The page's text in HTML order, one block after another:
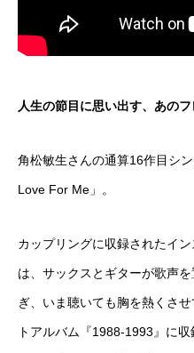
人生の節目に思い出す、あの
角松敏生さんの通算16作目シ
Love For Me」。
カップリングに収録されたイ
は、サックスとギターが歌声
ぎ、いま聴いても胸を熱くさ
トアルバム『1988-1993』に